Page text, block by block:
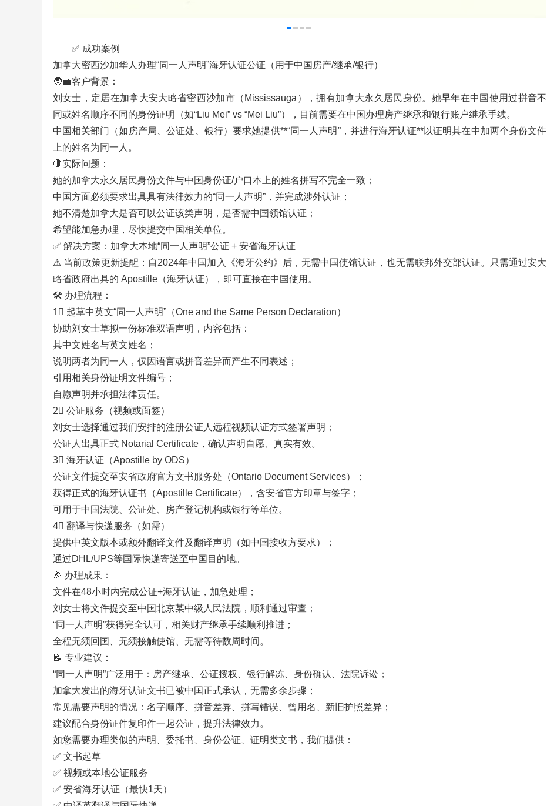
✅ 成功案例
加拿大密西沙加华人办理“同一人声明”海牙认证公证（用于中国房产/继承/银行）
🧑‍💼客户背景：
刘女士，定居在加拿大安大略省密西沙加市（Mississauga），拥有加拿大永久居民身份。她早年在中国使用过拼音不
同或姓名顺序不同的身份证明（如“Liu Mei” vs “Mei Liu”），目前需要在中国办理房产继承和银行账户继承手续。
中国相关部门（如房产局、公证处、银行）要求她提供**“同一人声明”，并进行海牙认证**以证明其在中加两个身份文件
上的姓名为同一人。
🛑实际问题：
她的加拿大永久居民身份文件与中国身份证/户口本上的姓名拼写不完全一致；
中国方面必须要求出具具有法律效力的“同一人声明”，并完成涉外认证；
她不清楚加拿大是否可以公证该类声明，是否需中国领馆认证；
希望能加急办理，尽快提交中国相关单位。
✅ 解决方案：加拿大本地“同一人声明”公证 + 安省海牙认证
⚠ 当前政策更新提醒：自2024年中国加入《海牙公约》后，无需中国使馆认证，也无需联邦外交部认证。只需通过安大
略省政府出具的 Apostille（海牙认证），即可直接在中国使用。
🛠 办理流程：
1⃣ 起草中英文“同一人声明”（One and the Same Person Declaration）
协助刘女士草拟一份标准双语声明，内容包括：
其中文姓名与英文姓名；
说明两者为同一人，仅因语言或拼音差异而产生不同表述；
引用相关身份证明文件编号；
自愿声明并承担法律责任。
2⃣ 公证服务（视频或面签）
刘女士选择通过我们安排的注册公证人远程视频认证方式签署声明；
公证人出具正式 Notarial Certificate，确认声明自愿、真实有效。
3⃣ 海牙认证（Apostille by ODS）
公证文件提交至安省政府官方文书服务处（Ontario Document Services）；
获得正式的海牙认证书（Apostille Certificate），含安省官方印章与签字；
可用于中国法院、公证处、房产登记机构或银行等单位。
4⃣ 翻译与快递服务（如需）
提供中英文版本或额外翻译文件及翻译声明（如中国接收方要求）；
通过DHL/UPS等国际快递寄送至中国目的地。
🎉 办理成果：
文件在48小时内完成公证+海牙认证，加急处理；
刘女士将文件提交至中国北京某中级人民法院，顺利通过审查；
“同一人声明”获得完全认可，相关财产继承手续顺利推进；
全程无须回国、无须接触使馆、无需等待数周时间。
📝 专业建议：
“同一人声明”广泛用于：房产继承、公证授权、银行解冻、身份确认、法院诉讼；
加拿大发出的海牙认证文书已被中国正式承认，无需多余步骤；
常见需要声明的情况：名字顺序、拼音差异、拼写错误、曾用名、新旧护照差异；
建议配合身份证件复印件一起公证，提升法律效力。
如您需要办理类似的声明、委托书、身份公证、证明类文书，我们提供：
✅ 文书起草
✅ 视频或本地公证服务
✅ 安省海牙认证（最快1天）